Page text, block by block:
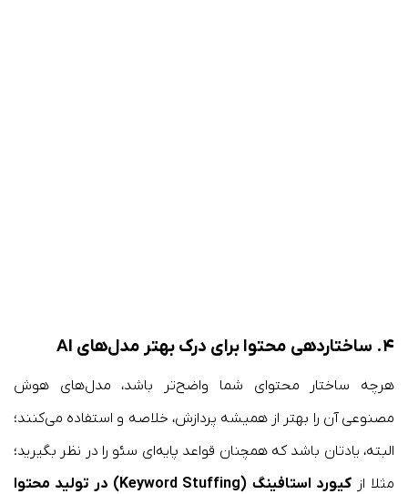
۴. ساختاردهی محتوا برای درک بهتر مدل‌های AI
هرچه ساختار محتوای شما واضح‌تر باشد، مدل‌های هوش
مصنوعی آن را بهتر از همیشه پردازش، خلاصه و استفاده می‌کنند؛
البته، یادتان باشد که همچنان قواعد پایه‌ای سئو را در نظر بگیرید؛
مثلا از کیورد استافینگ (Keyword Stuffing) در تولید محتوا